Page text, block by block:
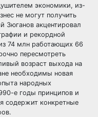
экономики, из-
не могут получить
Зюганов акцентировал
и рекордной
74 млн работающих 66
пересмотреть
возраст выхода на
необходимы новая
народных
е годы принципов и
содержит конкретные